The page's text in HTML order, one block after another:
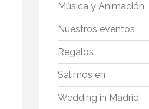
Música y Animación
Nuestros eventos
Regalos
Salimos en
Wedding in Madrid